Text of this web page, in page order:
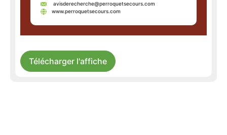
avisderecherche@perroquetsecours.com
www.perroquetsecours.com
Télécharger l'affiche